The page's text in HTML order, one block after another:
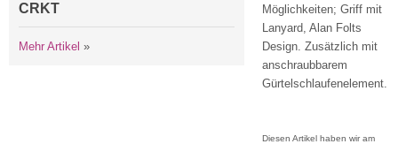
Möglichkeiten; Griff mit
Lanyard, Alan Folts
Design. Zusätzlich mit
anschraubbarem
Gürtelschlaufenelement.
Diesen Artikel haben wir am
CRKT
Mehr Artikel »